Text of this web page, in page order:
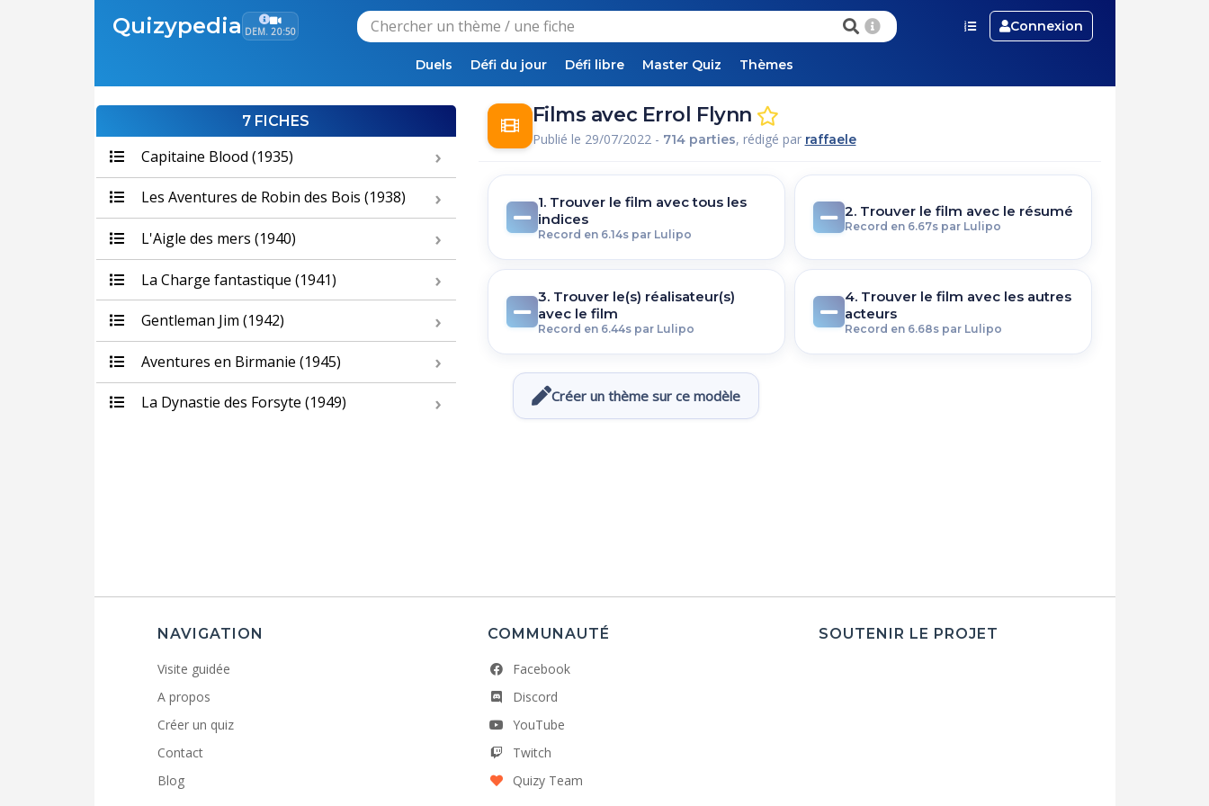
Quizypedia DEM. 20:50 Connexion
Duels Défi du jour Défi libre Master Quiz Thèmes
7 FICHES
Capitaine Blood (1935)
Les Aventures de Robin des Bois (1938)
L'Aigle des mers (1940)
La Charge fantastique (1941)
Gentleman Jim (1942)
Aventures en Birmanie (1945)
La Dynastie des Forsyte (1949)
Films avec Errol Flynn
Publié le 29/07/2022 - 714 parties, rédigé par raffaele
1. Trouver le film avec tous les
indices
Record en 6.14s par Lulipo
2. Trouver le film avec le résumé
Record en 6.67s par Lulipo
3. Trouver le(s) réalisateur(s)
avec le film
Record en 6.44s par Lulipo
4. Trouver le film avec les autres
acteurs
Record en 6.68s par Lulipo
Créer un thème sur ce modèle
NAVIGATION
Visite guidée
A propos
Créer un quiz
Contact
Blog
COMMUNAUTÉ
Facebook
Discord
YouTube
Twitch
Quizy Team
SOUTENIR LE PROJET